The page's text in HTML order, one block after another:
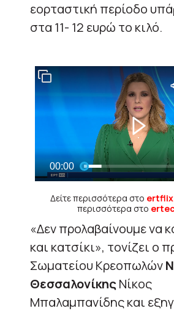
εορταστική περίοδο
στα 11- 12 ευρώ το κιλό.
Δείτε περισσότερα στο
περισσότερα στο
«Δεν προλαβαίνουμε να
και κατσίκι», τονίζει ο
Σωματείου Κρεοπωλών
ΘεσσαλονίκηςΝίκος
Μπαλαμπανίδης και